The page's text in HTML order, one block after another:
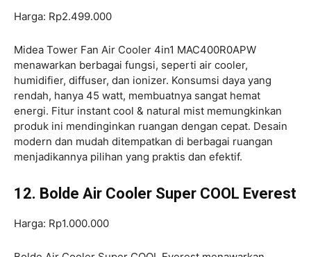
Harga: Rp2.499.000
Midea Tower Fan Air Cooler 4in1 MAC400R0APW
menawarkan berbagai fungsi, seperti air cooler,
humidifier, diffuser, dan ionizer. Konsumsi daya yang
rendah, hanya 45 watt, membuatnya sangat hemat
energi. Fitur instant cool & natural mist memungkinkan
produk ini mendinginkan ruangan dengan cepat. Desain
modern dan mudah ditempatkan di berbagai ruangan
menjadikannya pilihan yang praktis dan efektif.
12. Bolde Air Cooler Super COOL Everest
Harga: Rp1.000.000